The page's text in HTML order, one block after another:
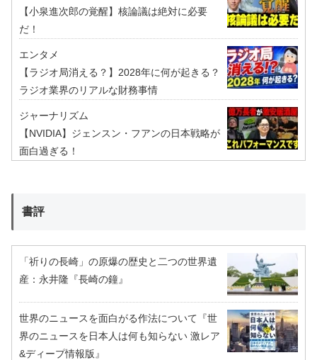
【小泉進次郎の覚醒】核論議は絶対に必要
だ！
エンタメ
【ラジオ局消える？】2028年に何が起きる？
ラジオ業界のリアルな財務事情
ジャーナリズム
【NVIDIA】ジェンスン・フアンの日本戦略が
面白過ぎる！
書評
「祈りの長崎」の原爆の歴史と二つの世界遺
産：永井隆『長崎の鐘』
世界のニュースを面白がる作法について『世
界のニュースを日本人は何も知らない 激レア
&ディープ情報版』